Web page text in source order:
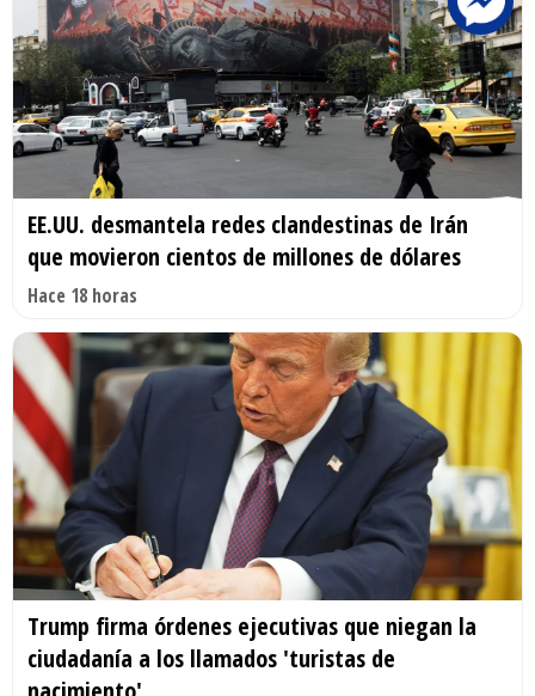
EE.UU. desmantela redes clandestinas de Irán
que movieron cientos de millones de dólares
Hace 18 horas
Trump firma órdenes ejecutivas que niegan la
ciudadanía a los llamados 'turistas de